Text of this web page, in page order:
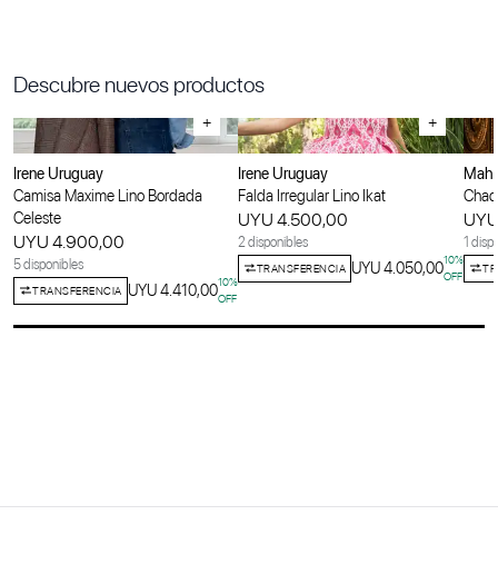
Descubre nuevos productos
+
Irene Uruguay
Camisa Maxime Lino Bordada
Celeste
UYU 4.900,00
5 disponibles
TRANSFERENCIA UYU 4.410,0010%
OFF
+
Irene Uruguay
Falda Irregular Lino Ikat
UYU 4.500,00
2 disponibles
TRANSFERENCIA UYU 4.050,0010%
OFF
1